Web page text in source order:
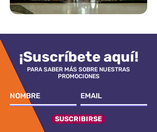
¡Suscríbete aquí!
PARA SABER MÁS SOBRE NUESTRAS
PROMOCIONES
SUSCRIBIRSE